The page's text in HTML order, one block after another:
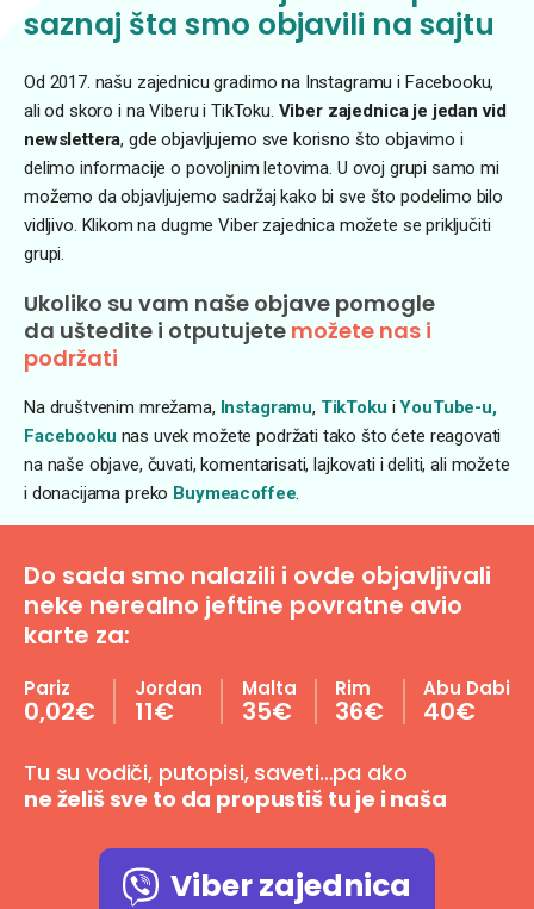
saznaj šta smo objavili na sajtu
Od 2017. našu zajednicu gradimo na Instagramu i Facebooku,
ali od skoro i na Viberu i TikToku. Viber zajednica je jedan vid
newslettera, gde objavljujemo sve korisno što objavimo i
delimo informacije o povoljnim letovima. U ovoj grupi samo mi
možemo da objavljujemo sadržaj kako bi sve što podelimo bilo
vidljivo. Klikom na dugme Viber zajednica možete se priključiti
grupi.
Ukoliko su vam naše objave pomogle
da uštedite i otputujete možete nas i
podržati
Na društvenim mrežama, Instagramu, TikToku iYouTube-u,
Facebooku nas uvek možete podržati tako što ćete reagovati
na naše objave, čuvati, komentarisati, lajkovati i deliti, ali možete
i donacijama preko Buymeacoffee
Do sada smo nalazili i ovde objavljivali
neke nerealno jeftine povratne avio
karte za:
Pariz
0,02€
Jordan
11€
Malta
35€
Rim
36€
Abu Dabi
40€
Tu su vodiči, putopisi, saveti…pa ako
ne želiš sve to da propustiš tu je i naša
Viber zajednica